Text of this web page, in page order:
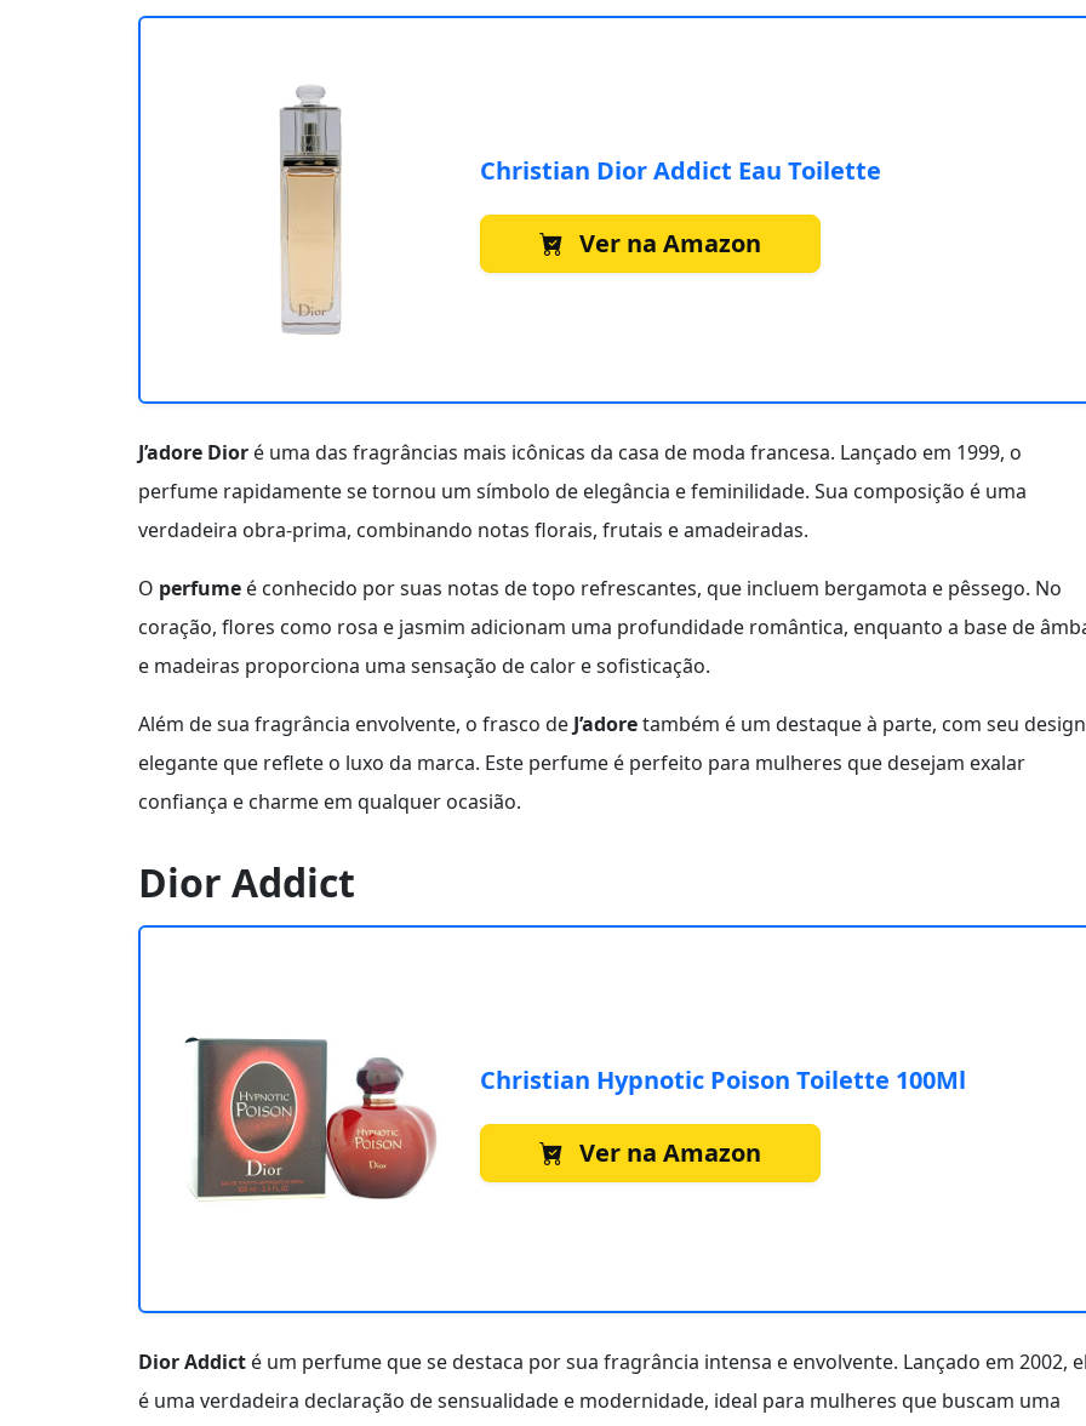
Christian Dior Addict Eau Toilette
Ver na Amazon
J’adore Dior é uma das fragrâncias mais icônicas da casa de moda francesa. Lançado em 1999, o
perfume rapidamente se tornou um símbolo de elegância e feminilidade. Sua composição é uma
verdadeira obra-prima, combinando notas florais, frutais e amadeiradas.
O perfume é conhecido por suas notas de topo refrescantes, que incluem bergamota e pêssego. No
coração, flores como rosa e jasmim adicionam uma profundidade romântica, enquanto a base de
e madeiras proporciona uma sensação de calor e sofisticação.
Além de sua fragrância envolvente, o frasco de J’adoretambém é um destaque à parte, com seu design
elegante que reflete o luxo da marca. Este perfume é perfeito para mulheres que desejam exalar
confiança e charme em qualquer ocasião.
Dior Addict
Christian Hypnotic Poison Toilette 100Ml
Ver na Amazon
Dior Addict é um perfume que se destaca por sua fragrância intensa e envolvente. Lançado em 2002,
é uma verdadeira declaração de sensualidade e modernidade, ideal para mulheres que buscam uma